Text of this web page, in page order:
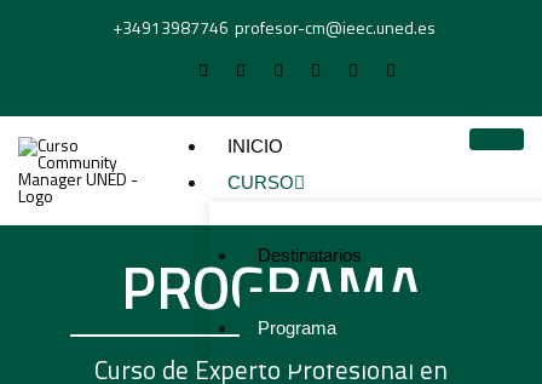
+34913987746 profesor-cm@ieec.uned.es
INICIO
CURSO
Destinatarios
Programa
PROGRAMA
Curso de Experto Profesional en